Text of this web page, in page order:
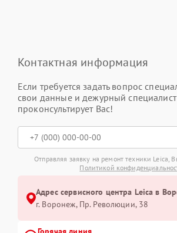
Контактная информация
Если требуется задать вопрос
свои данные и дежурный
проконсультирует Вас!
Отправляя заявку на ремонт техники Leica,
Политикой
Адрес сервисного центра Leica в
г. Воронеж, Пр. Революции, 38